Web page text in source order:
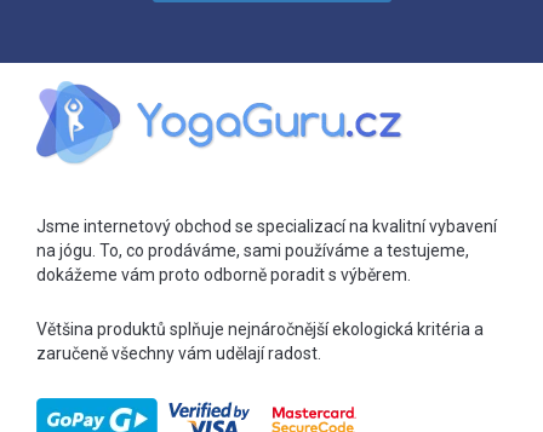
Jsme internetový obchod se specializací na kvalitní vybavení
na jógu. To, co prodáváme, sami používáme a testujeme,
dokážeme vám proto odborně poradit s výběrem.
Většina produktů splňuje nejnáročnější ekologická kritéria a
zaručeně všechny vám udělají radost.